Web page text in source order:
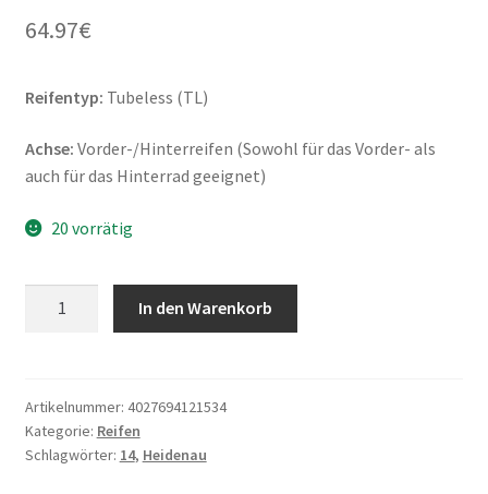
64.97€
Reifentyp: Tubeless (TL)
Achse: Vorder-/Hinterreifen (Sowohl für das Vorder- als
auch für das Hinterrad geeignet)
20 vorrätig
-
14
57P
In den Warenkorb
Artikelnummer: 4027694121534
Kategorie: Reifen
Schlagwörter: 14, Heidenau